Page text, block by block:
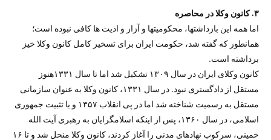
۳. کانون وکلا در محاصره
اما همه این بازداشتها، محکومیتها و آزار و اذیت ها کافی نبوده است؛
همانطور که گفته شد، حکومت ایران برای تسخیر کامل کانون وکلا خیز
برداشته است.
کانون وکلای ایران در سال ۱۳۰۹ تشکیل شد اما تا سال ۱۳۳۱هنوز
مستقل از دادگستری نبود. در سال ۱۳۳۱، کانون وکلا به عنوان سازمانی
مستقل به رسمیت شناخته شد اما در پی انقلاب ۱۳۵۷ و با تثبیت جمهوری
اسلامی، در سال ۱۳۶۰، پس از اینکه اسلامگرایان به رهبری آیت الله
خمینی، سرکوب نهادهای مدنی را آغاز کردند، کانون وکلا منحل شد و تا ۱۶